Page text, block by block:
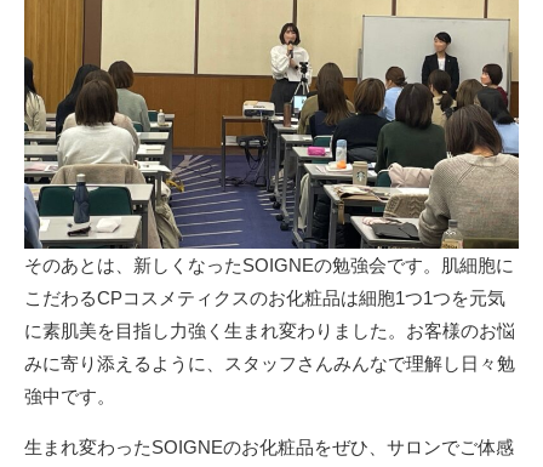
そのあとは、新しくなったSOIGNEの勉強会です。肌細胞に
こだわるCPコスメティクスのお化粧品は細胞1つ1つを元気
に素肌美を目指し力強く生まれ変わりました。お客様のお悩
みに寄り添えるように、スタッフさんみんなで理解し日々勉
強中です。
生まれ変わったSOIGNEのお化粧品をぜひ、サロンでご体感